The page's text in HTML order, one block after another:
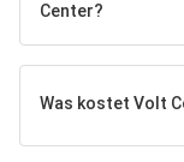
Center?
Was kostet Volt